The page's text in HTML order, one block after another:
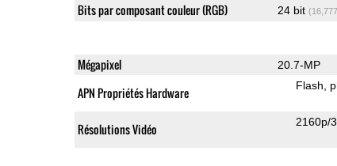
Bits par composant couleur (RGB) 24 bit
Mégapixel 20.7-MP
APN Propriétés Hardware Flash
Résolutions Vidéo 2160p/